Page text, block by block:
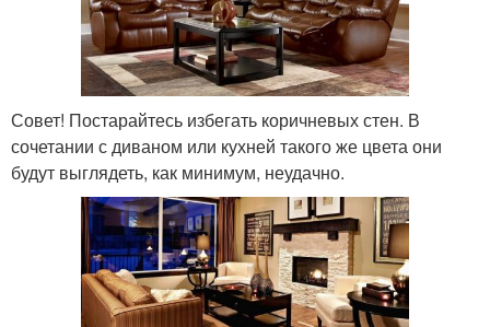
Совет! Постарайтесь избегать коричневых стен. В
сочетании с диваном или кухней такого же цвета они
будут выглядеть, как минимум, неудачно.